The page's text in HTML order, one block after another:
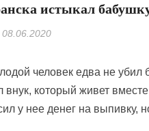
истыкал
08.06.2020
человек едва не
который живет
у нее денег на выпивку,